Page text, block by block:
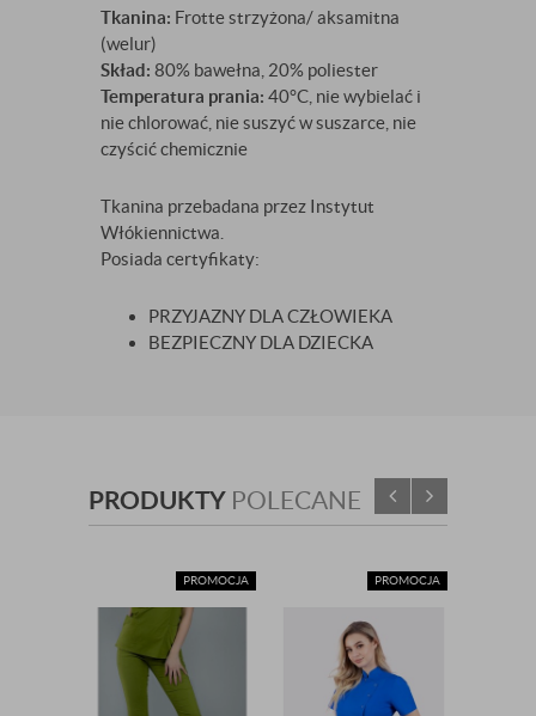
Tkanina: Frotte strzyżona/ aksamitna
(welur)
Skład: 80% bawełna, 20% poliester
Temperatura prania: 40°C, nie wybielać i
nie chlorować, nie suszyć w suszarce, nie
czyścić chemicznie
Tkanina przebadana przez Instytut
Włókiennictwa.
Posiada certyfikaty:
PRZYJAZNY DLA CZŁOWIEKA
BEZPIECZNY DLA DZIECKA
PRODUKTY POLECANE
PROMOCJA PROMOCJA